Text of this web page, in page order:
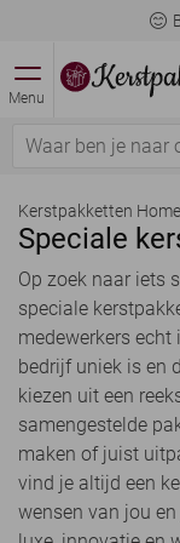
Menu
Kerstpakketten
Speciale
Op zoek naar iets
speciale
medewerkers
bedrijf uniek is en
kiezen uit een
samengestelde
maken of juist
vind je altijd een
wensen van jou